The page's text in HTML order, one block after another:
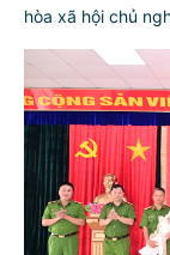
hòa xã hội chủ
Đối với tự